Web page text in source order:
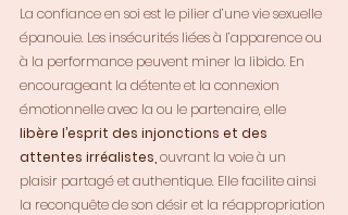
La confiance en soi est le pilier d’une vie sexuelle
épanouie. Les insécurités liées à l’apparence ou
à la performance peuvent miner la libido. En
encourageant la détente et la connexion
émotionnelle avec la ou le partenaire, elle
libère l’esprit des injonctions et des
attentes irréalistes, ouvrant la voie à un
plaisir partagé et authentique. Elle facilite ainsi
la reconquête de son désir et la réappropriation